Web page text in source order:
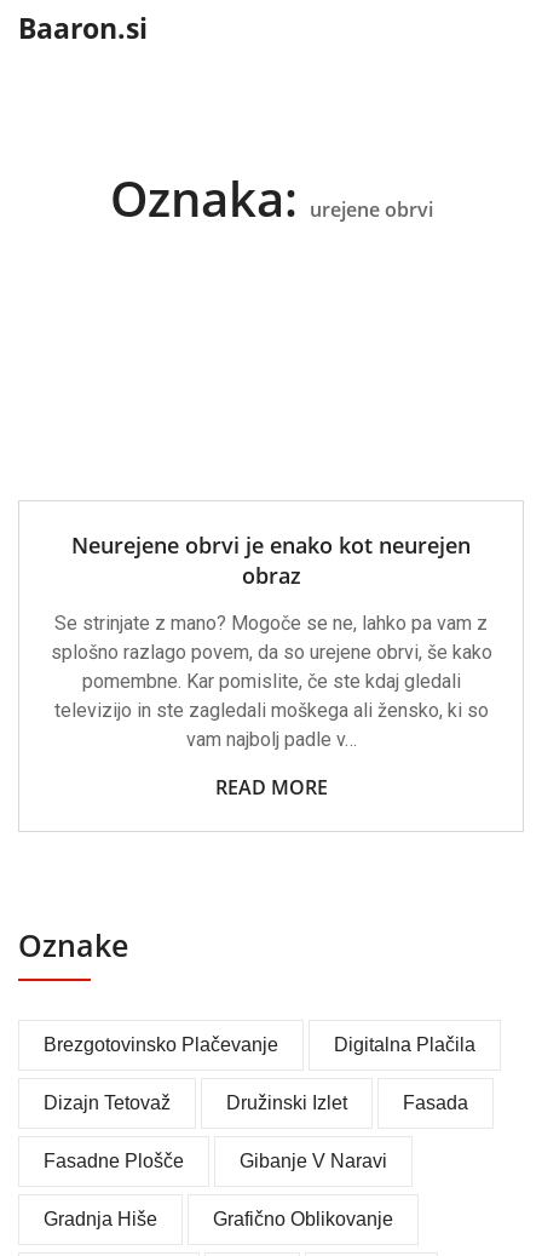
Baaron.si
Oznaka: urejene obrvi
Neurejene obrvi je enako kot neurejen
obraz
Se strinjate z mano? Mogoče se ne, lahko pa vam z
splošno razlago povem, da so urejene obrvi, še kako
pomembne. Kar pomislite, če ste kdaj gledali
televizijo in ste zagledali moškega ali žensko, ki so
vam najbolj padle v…
READ MORE
Oznake
Brezgotovinsko Plačevanje Digitalna Plačila
Dizajn Tetovaž Družinski Izlet Fasada
Fasadne Plošče Gibanje V Naravi
Gradnja Hiše Grafično Oblikovanje